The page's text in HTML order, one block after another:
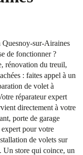
Quesnoy-sur-Airaines
de fonctionner ?
rénovation du treuil,
: faites appel à un
de volet à
réparateur expert
directement à votre
porte de garage
pour votre
de volets sur
Un store qui coince, un